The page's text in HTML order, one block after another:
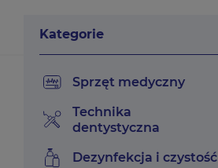
Kategorie
sprzęt medyczny
technika
dentystyczna
dezynfekcja i czystość